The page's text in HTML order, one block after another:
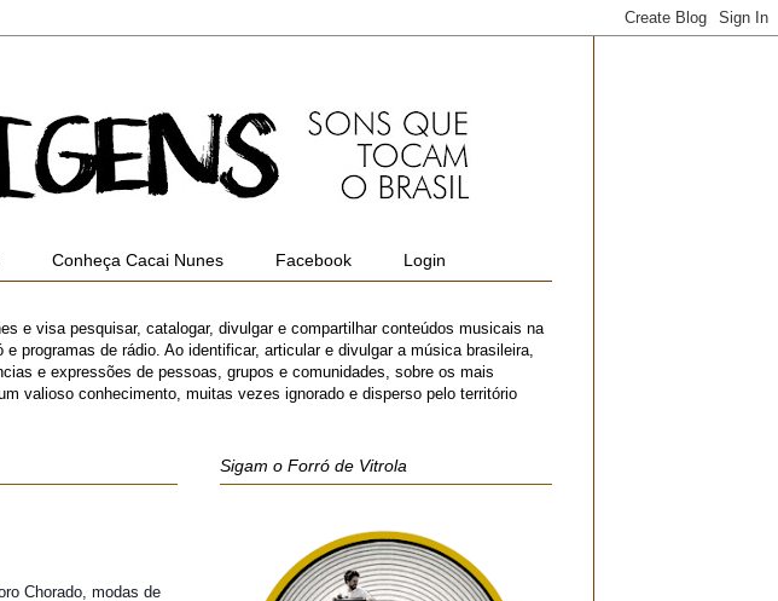
Conheça Cacai Nunes Facebook Login
e visa pesquisar, catalogar, divulgar e compartilhar conteúdos musicais na
programas de rádio. Ao identificar, articular e divulgar a música brasileira,
e expressões de pessoas, grupos e comunidades, sobre os mais
valioso conhecimento, muitas vezes ignorado e disperso pelo território
Chorado, modas de
Sigam o Forró de Vitrola